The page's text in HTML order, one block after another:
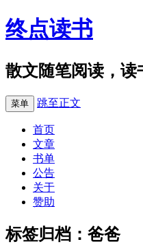
终点读书
散文随笔阅读，读
菜单 跳至正文
首页
文章
书单
公告
关于
赞助
标签归档： 爸爸